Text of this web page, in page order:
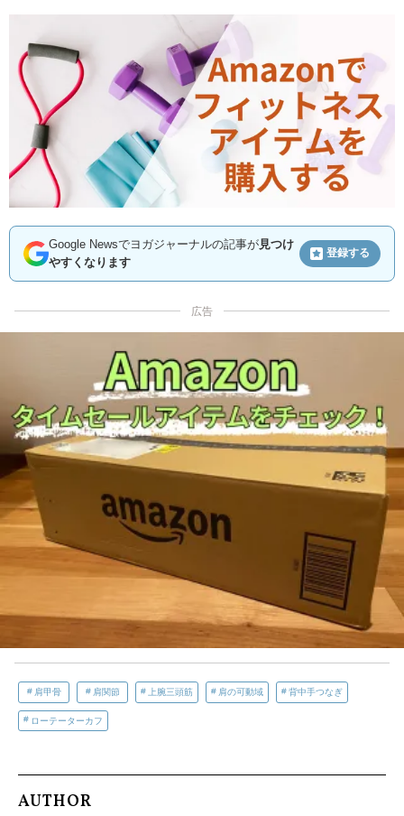
Google Newsでヨガジャーナルの記事が見つけ
やすくなります
登録する
広告
肩甲骨 肩関節 上腕三頭筋 肩の可動域 背中手つなぎ
ローテーターカフ
AUTHOR